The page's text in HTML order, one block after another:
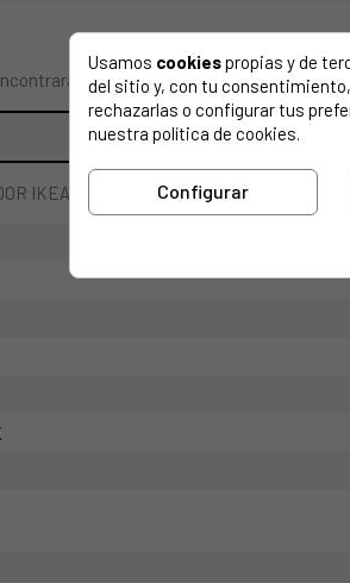
en la etiqueta de tu
IKEA, MIDEA.
Usamos cookiespropias y de
del sitio y, con tu
rechazarlas o configurar tus
nuestra política de cookies.
Configurar